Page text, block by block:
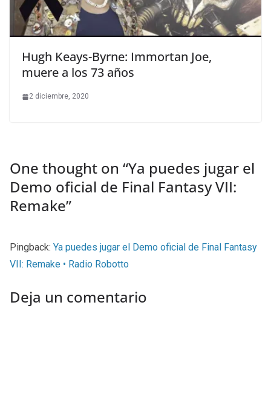
Hugh Keays-Byrne: Immortan Joe,
muere a los 73 años
2 diciembre, 2020
One thought on “Ya puedes jugar el
Demo oficial de Final Fantasy VII:
Remake”
Pingback: Ya puedes jugar el Demo oficial de Final Fantasy
VII: Remake • Radio Robotto
Deja un comentario